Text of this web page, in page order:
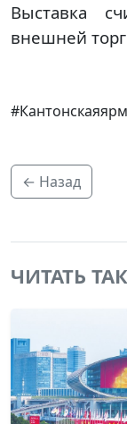
Выставка
внешней
← Назад
ЧИТАТЬ